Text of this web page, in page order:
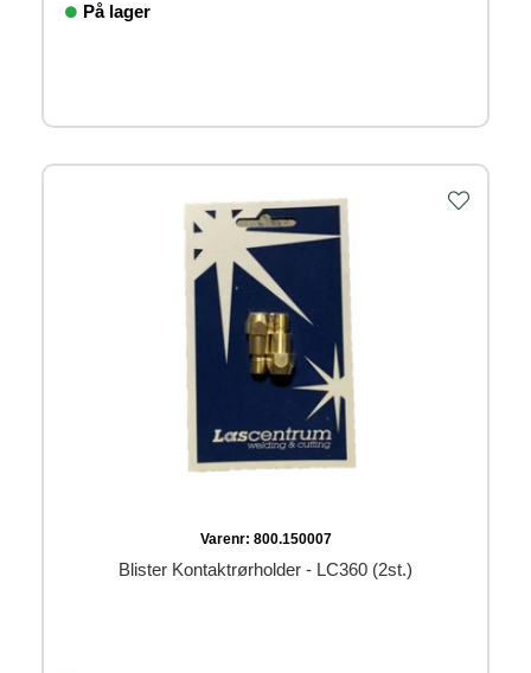
På lager
Varenr: 800.150007
Blister Kontaktrørholder - LC360 (2st.)